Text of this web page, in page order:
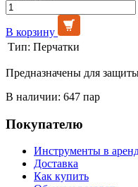
В корзину
Тип: Перчатки
Предназначены для
В наличии: 647 пар
Покупателю
Инструменты в
Доставка
Как купить